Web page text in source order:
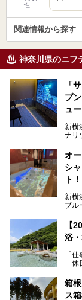
性
関連情報から探す
神奈川県のニフ
「
プ
ュー
新横
ナリ
す。
ペー
常の
は必
オ
シ
ト！
新横
ブル
的
今
を
サウ
リ
内の
【
浴
「
「
たい
そん
箱
ス